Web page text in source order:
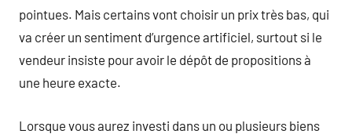
pointues. Mais certains vont choisir un prix très bas, qui
va créer un sentiment d’urgence artificiel, surtout si le
vendeur insiste pour avoir le dépôt de propositions à
une heure exacte.
Lorsque vous aurez investi dans un ou plusieurs biens